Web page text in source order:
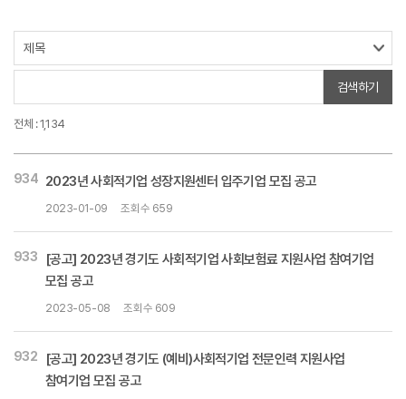
전체 : 1,134
검색하기
934 2023년 사회적기업 성장지원센터 입주기업 모집 공고
2023-01-09 조회수 659
933
[공고] 2023년 경기도 사회적기업 사회보험료 지원사업 참여기업
모집 공고
2023-05-08 조회수 609
932
[공고] 2023년 경기도 (예비)사회적기업 전문인력 지원사업
참여기업 모집 공고